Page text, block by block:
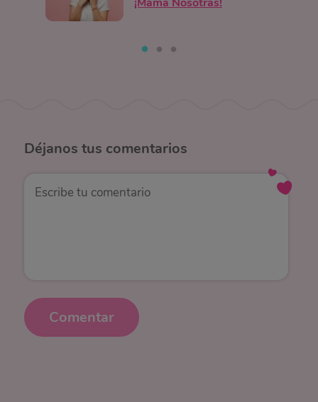
¡Mamá Nosotras!
Déjanos tus comentarios
Comentar